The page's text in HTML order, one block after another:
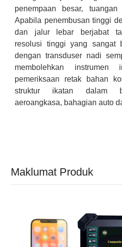
penempaan besar,
Apabila penembusan tinggi
dan jalur lebar berjabat
resolusi tinggi yang sangat
dengan transduser nadi
membolehkan
pemeriksaan retak bahan
struktur ikatan dalam
aeroangkasa, bahagian auto
Maklumat Produk